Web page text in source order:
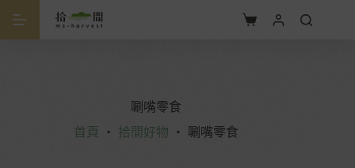
唰嘴零食
首頁
・ 拾間好物 ・ 唰嘴零食